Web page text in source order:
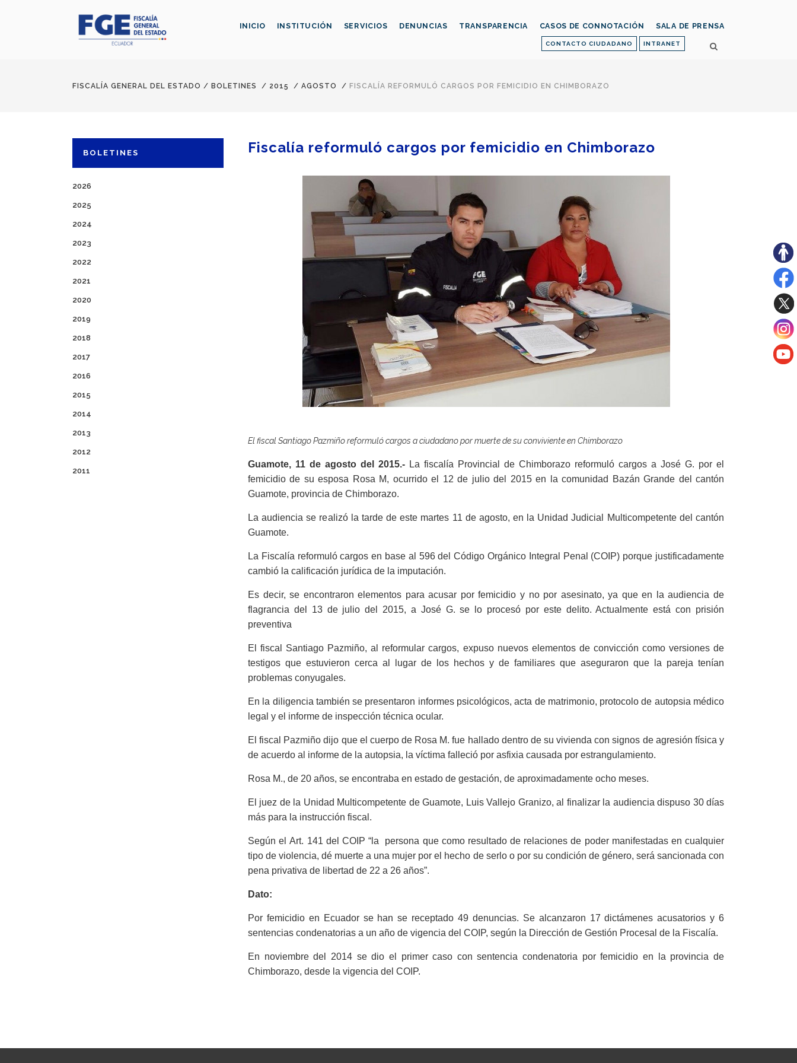
CONTACTO CIUDADANO INTRANET
INICIO INSTITUCIÓN SERVICIOS DENUNCIAS TRANSPARENCIA CASOS DE CONNOTACIÓN SALA DE PRENSA
FISCALÍA GENERAL DEL ESTADO / BOLETINES / 2015 / AGOSTO / FISCALÍA REFORMULÓ CARGOS POR FEMICIDIO EN CHIMBORAZO
BOLETINES
2026
2025
2024
2023
2022
2021
2020
2019
2018
2017
2016
2015
2014
2013
2012
2011
Fiscalía reformuló cargos por femicidio en Chimborazo
El fiscal Santiago Pazmiño reformuló cargos a ciudadano por muerte de su conviviente en Chimborazo
Guamote, 11 de agosto del 2015.- La fiscalía Provincial de Chimborazo reformuló cargos a José G. por el
femicidio de su esposa Rosa M, ocurrido el 12 de julio del 2015 en la comunidad Bazán Grande del cantón
Guamote, provincia de Chimborazo.
La audiencia se realizó la tarde de este martes 11 de agosto, en la Unidad Judicial Multicompetente del cantón
Guamote.
La Fiscalía reformuló cargos en base al 596 del Código Orgánico Integral Penal (COIP) porque justificadamente
cambió la calificación jurídica de la imputación.
Es decir, se encontraron elementos para acusar por femicidio y no por asesinato, ya que en la audiencia de
flagrancia del 13 de julio del 2015, a José G. se lo procesó por este delito. Actualmente está con prisión
preventiva
El fiscal Santiago Pazmiño, al reformular cargos, expuso nuevos elementos de convicción como versiones de
testigos que estuvieron cerca al lugar de los hechos y de familiares que aseguraron que la pareja tenían
problemas conyugales.
En la diligencia también se presentaron informes psicológicos, acta de matrimonio, protocolo de autopsia médico
legal y el informe de inspección técnica ocular.
El fiscal Pazmiño dijo que el cuerpo de Rosa M. fue hallado dentro de su vivienda con signos de agresión física y
de acuerdo al informe de la autopsia, la víctima falleció por asfixia causada por estrangulamiento.
Rosa M., de 20 años, se encontraba en estado de gestación, de aproximadamente ocho meses.
El juez de la Unidad Multicompetente de Guamote, Luis Vallejo Granizo, al finalizar la audiencia dispuso 30 días
más para la instrucción fiscal.
Según el Art. 141 del COIP “la persona que como resultado de relaciones de poder manifestadas en cualquier
tipo de violencia, dé muerte a una mujer por el hecho de serlo o por su condición de género, será sancionada con
pena privativa de libertad de 22 a 26 años”.
Dato:
Por femicidio en Ecuador se han se receptado 49 denuncias. Se alcanzaron 17 dictámenes acusatorios y 6
sentencias condenatorias a un año de vigencia del COIP, según la Dirección de Gestión Procesal de la Fiscalía.
En noviembre del 2014 se dio el primer caso con sentencia condenatoria por femicidio en la provincia de
Chimborazo, desde la vigencia del COIP.